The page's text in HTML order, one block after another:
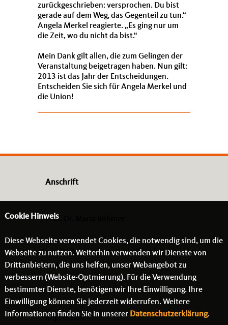
zurückgeschrieben: versprochen. Du bist
gerade auf dem Weg, das Gegenteil zu tun.“
Angela Merkel reagierte. „Es ging nur um
die Zeit, wo du nicht da bist.“
Mein Dank gilt allen, die zum Gelingen der
Veranstaltung beigetragen haben. Nun gilt:
2013 ist das Jahr der Entscheidungen.
Entscheiden Sie sich für Angela Merkel und
die Union!
Anschrift
Prof. Dr. Maria Böhmer
- -
Links
Impressum
Cookie Hinweis
Diese Webseite verwendet Cookies, die notwendig sind, um die
Webseite zu nutzen. Weiterhin verwenden wir Dienste von
Drittanbietern, die uns helfen, unser Webangebot zu
verbessern (Website-Optmierung). Für die Verwendung
bestimmter Dienste, benötigen wir Ihre Einwilligung. Ihre
Einwilligung können Sie jederzeit widerrufen. Weitere
Informationen finden Sie in unserer Datenschutzerklärung.